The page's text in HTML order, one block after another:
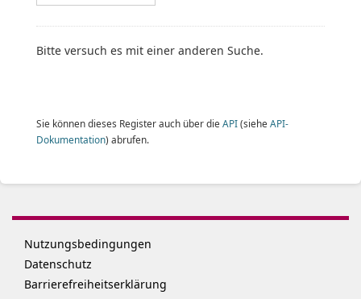
Bitte versuch es mit einer anderen Suche.
Sie können dieses Register auch über die API(siehe API-
Dokumentation) abrufen.
Nutzungsbedingungen
Datenschutz
Barrierefreiheitserklärung